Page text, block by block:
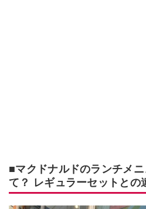
■マクドナルドのランチメ
て？ レギュラーセットとの